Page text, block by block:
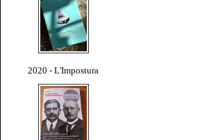
2020 - L'Impostura